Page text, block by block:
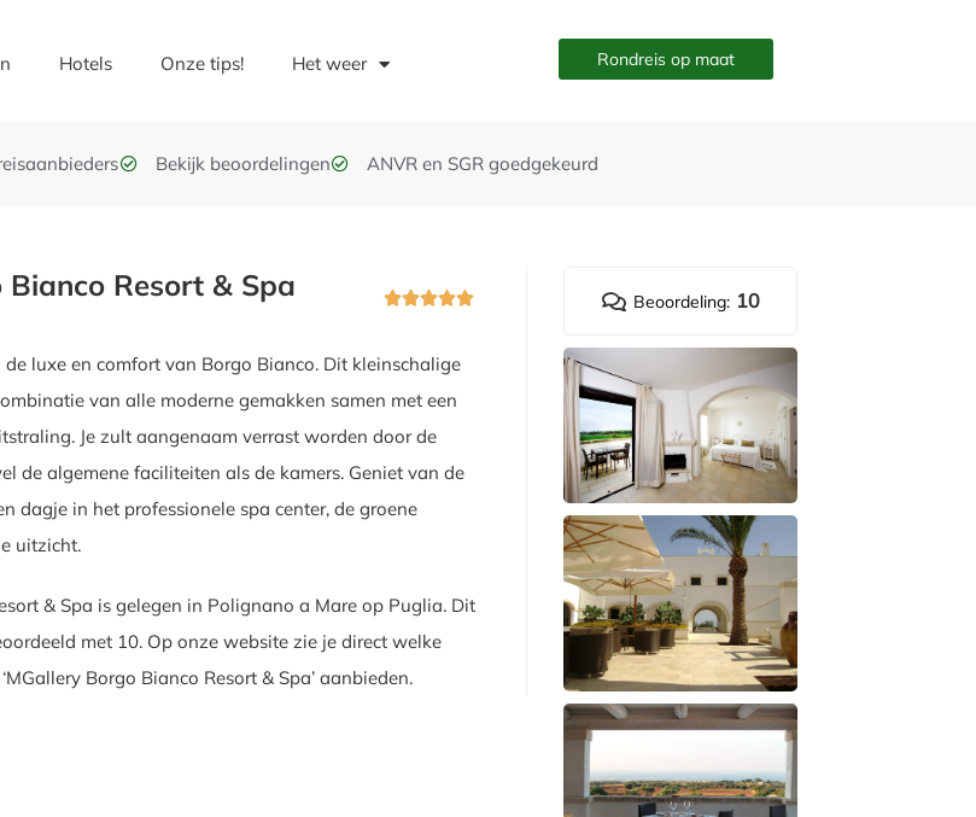
Hotels Onze tips! Het weer Rondreis op maat
Bekijk beoordelingen ANVR en SGR goedgekeurd
Resort & Spa 
luxe en comfort van Borgo Bianco. Dit kleinschalige
van alle moderne gemakken samen met een
Je zult aangenaam verrast worden door de
de algemene faciliteiten als de kamers. Geniet van de
dagje in het professionele spa center, de groene
uitzicht.
& Spa is gelegen in Polignano a Mare op Puglia. Dit
met 10. Op onze website zie je direct welke
Borgo Bianco Resort & Spa’ aanbieden.
Beoordeling: 10